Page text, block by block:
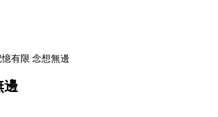
有限 念想無邊
邊